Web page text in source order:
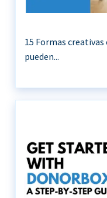
15 Formas creativas
pueden...